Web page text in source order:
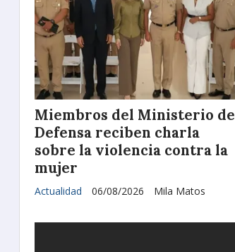
Miembros del Ministerio de
Defensa reciben charla
sobre la violencia contra la
mujer
Mila Matos
Actualidad 06/08/2026